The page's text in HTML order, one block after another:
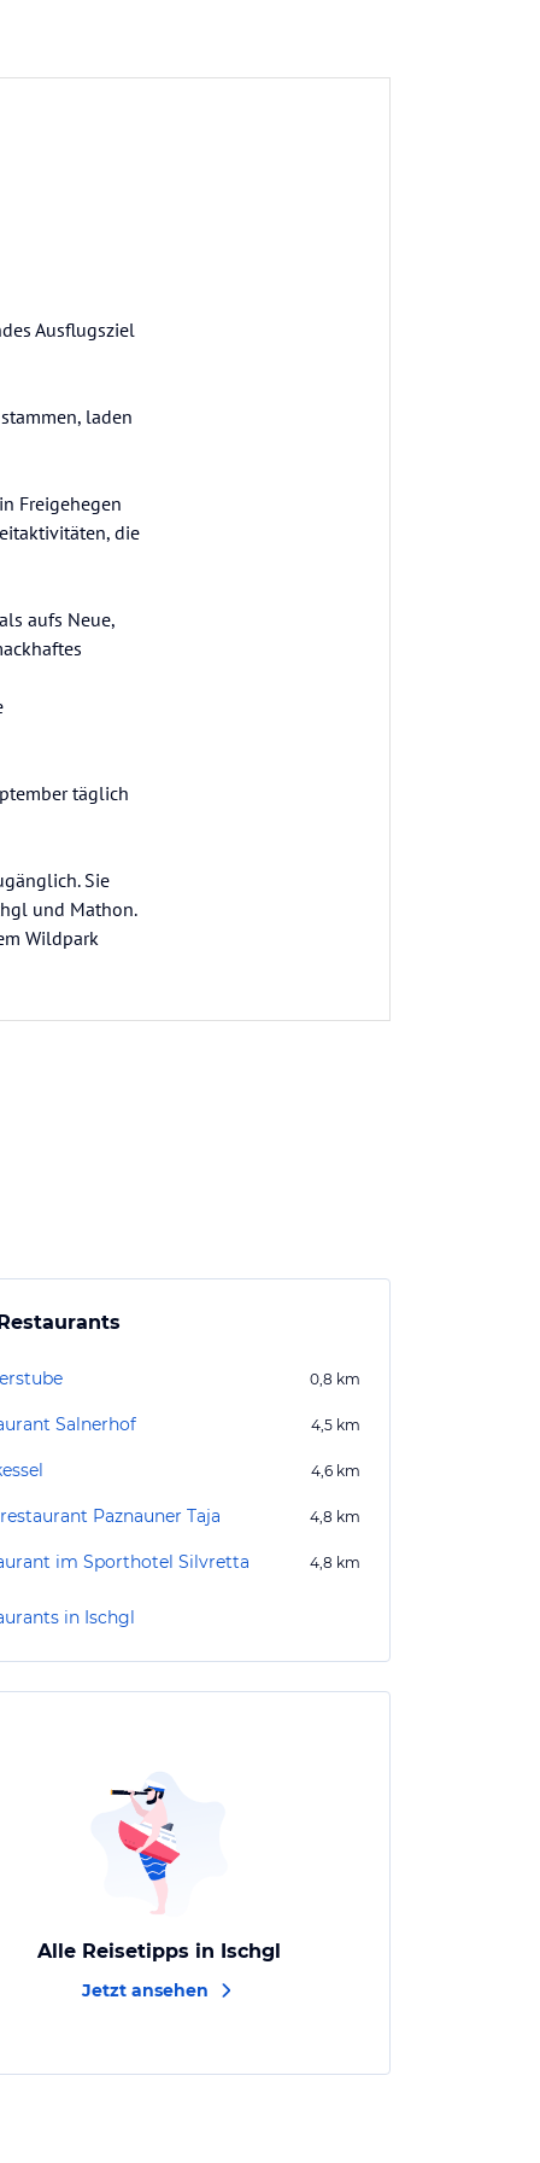
Ausflugsziel
laden
Freigehegen
die
aufs Neue,
täglich
Sie
und Mathon.
Wildpark
0,8 km
Salnerhof 4,5 km
4,6 km
Paznauner Taja 4,8 km
im Sporthotel Silvretta 4,8 km
in Ischgl
Alle Reisetipps in Ischgl
Jetzt ansehen